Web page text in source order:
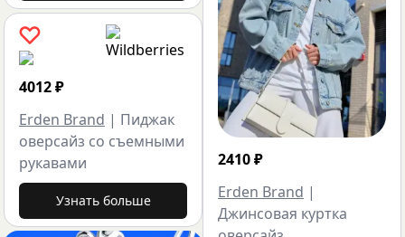
4012₽
Erden Brand | Пиджак
оверсайз со съемными
рукавами
Узнать больше
2410₽
Erden Brand |
Джинсовая куртка